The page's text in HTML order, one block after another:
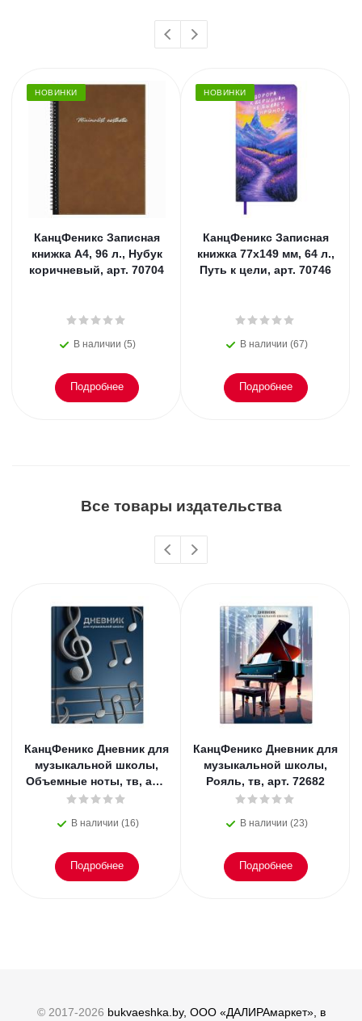
НОВИНКИ
КанцФеникс Записная
книжка А4, 96 л., Нубук
коричневый, арт. 70704
В наличии (5)
Подробнее
НОВИНКИ
КанцФеникс Записная
книжка 77х149 мм, 64 л.,
Путь к цели, арт. 70746
В наличии (67)
Подробнее
Все товары издательства
КанцФеникс Дневник для
музыкальной школы,
Объемные ноты, тв, арт.
72683
В наличии (16)
Подробнее
КанцФеникс Дневник для
музыкальной школы,
Рояль, тв, арт. 72682
В наличии (23)
Подробнее
© 2017-2026 bukvaeshka.by, ООО «ДАЛИРАмаркет», в